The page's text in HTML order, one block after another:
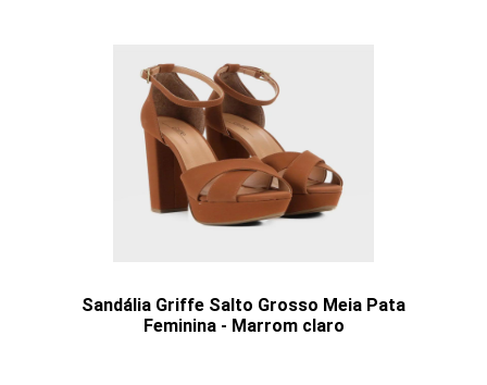
Sandália Griffe Salto Grosso Meia Pata
Feminina - Marrom claro